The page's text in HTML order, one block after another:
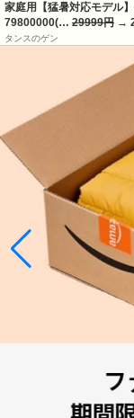
家庭用【猛暑対応モデル
79800000(… 29999円 →
タンスのゲン